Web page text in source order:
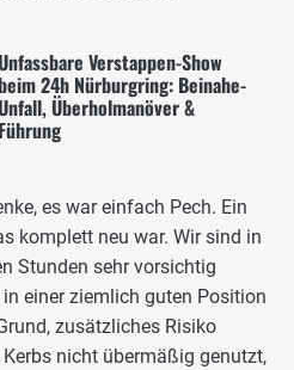
Verstappen-Show
24h Nürburgring: Beinahe-
Überholmanöver &
Führung
es war einfach Pech. Ein
komplett neu war. Wir sind in
Stunden sehr vorsichtig
einer ziemlich guten Position
zusätzliches Risiko
nicht übermäßig genutzt,